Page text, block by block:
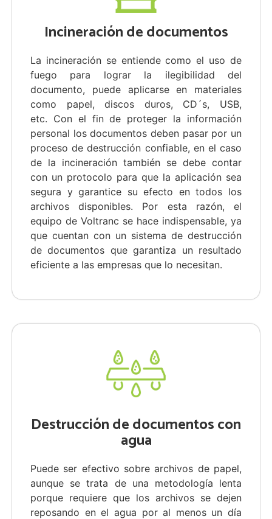
Incineración de documentos
La incineración se entiende como el uso de
fuego para lograr la ilegibilidad del
documento, puede aplicarse en materiales
como papel, discos duros, CD´s, USB,
etc. Con el fin de proteger la información
personal los documentos deben pasar por un
proceso de destrucción confiable, en el caso
de la incineración también se debe contar
con un protocolo para que la aplicación sea
segura y garantice su efecto en todos los
archivos disponibles. Por esta razón, el
equipo de Voltranc se hace indispensable, ya
que cuentan con un sistema de destrucción
de documentos que garantiza un resultado
eficiente a las empresas que lo necesitan.
Destrucción de documentos con
agua
Puede ser efectivo sobre archivos de papel,
aunque se trata de una metodología lenta
porque requiere que los archivos se dejen
reposando en el agua por al menos un día